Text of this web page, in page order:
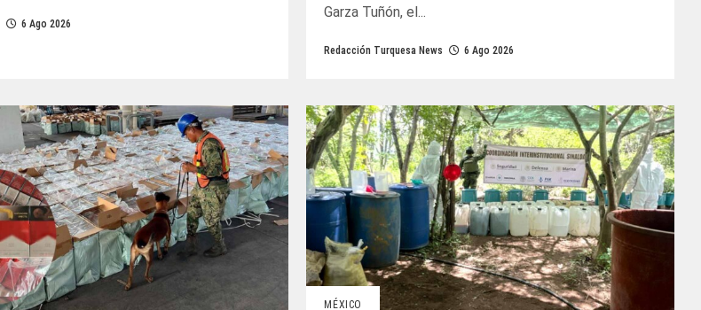
6 Ago 2026
Garza Tuñón, el...
Redacción Turquesa News 6 Ago 2026
MÉXICO